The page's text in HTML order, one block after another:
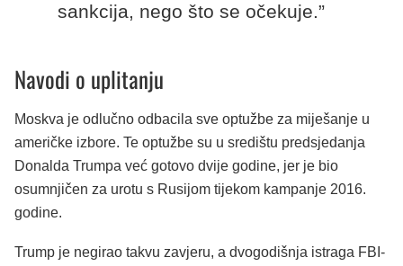
sankcija, nego što se očekuje.”
Navodi o uplitanju
Moskva je odlučno odbacila sve optužbe za miješanje u
američke izbore. Te optužbe su u središtu predsjedanja
Donalda Trumpa već gotovo dvije godine, jer je bio
osumnjičen za urotu s Rusijom tijekom kampanje 2016.
godine.
Trump je negirao takvu zavjeru, a dvogodišnja istraga FBI-